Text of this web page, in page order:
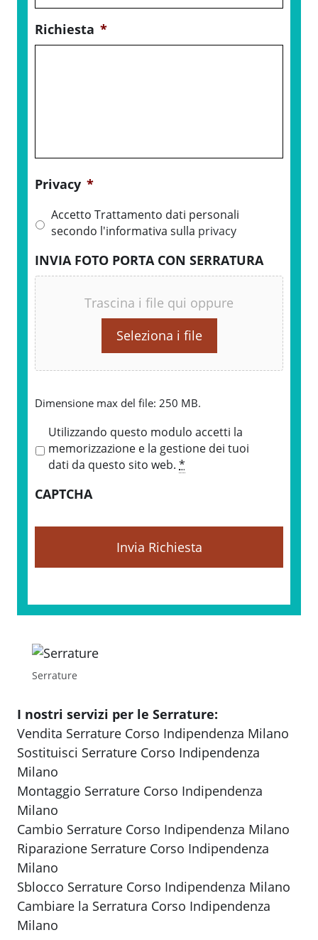
Richiesta *
Privacy *
Accetto Trattamento dati personali
secondo l'informativa sulla privacy
INVIA FOTO PORTA CON SERRATURA
Trascina i file qui oppure
Seleziona i file
Dimensione max del file: 250 MB.
r
a
y
Utilizzando questo modulo accetti la
memorizzazione e la gestione dei tuoi
dati da questo sito web. *
CAPTCHA
Serrature
I nostri servizi per le Serrature:
Vendita Serrature Corso Indipendenza Milano
Sostituisci Serrature Corso Indipendenza
Milano
Montaggio Serrature Corso Indipendenza
Milano
Cambio Serrature Corso Indipendenza Milano
Riparazione Serrature Corso Indipendenza
Milano
Sblocco Serrature Corso Indipendenza Milano
Cambiare la Serratura Corso Indipendenza
Milano